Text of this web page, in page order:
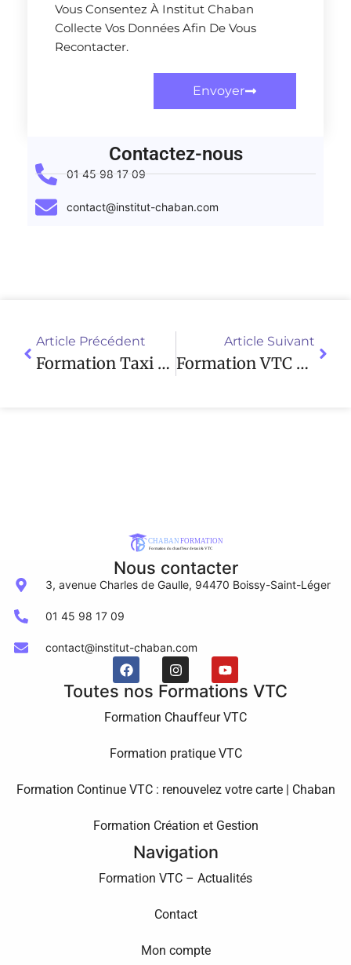
Vous Consentez À Institut Chaban
Collecte Vos Données Afin De Vous
Recontacter.
Envoyer
Contactez-nous
01 45 98 17 09
contact@institut-chaban.com
Article Précédent
Formation Taxi Parisien : Boostez Votre Carrière !
Article Suivant
Formation VTC À Boissy-Saint-Léger : Financez Avec Votre CPF !
Nous contacter
3, avenue Charles de Gaulle, 94470 Boissy-Saint-Léger
01 45 98 17 09
contact@institut-chaban.com
Toutes nos Formations VTC
Formation Chauffeur VTC
Formation pratique VTC
Formation Continue VTC : renouvelez votre carte | Chaban
Formation Création et Gestion
Navigation
Formation VTC – Actualités
Contact
Mon compte